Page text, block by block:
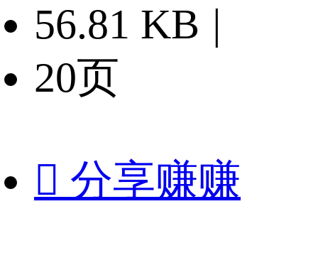
56.81 KB |
20页
 分享赚赚